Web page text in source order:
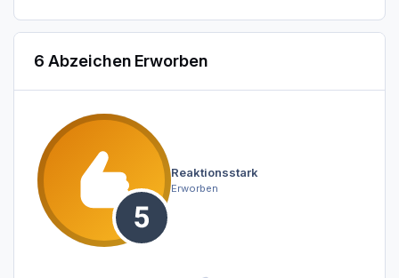
6 Abzeichen Erworben
Reaktionsstark
Erworben